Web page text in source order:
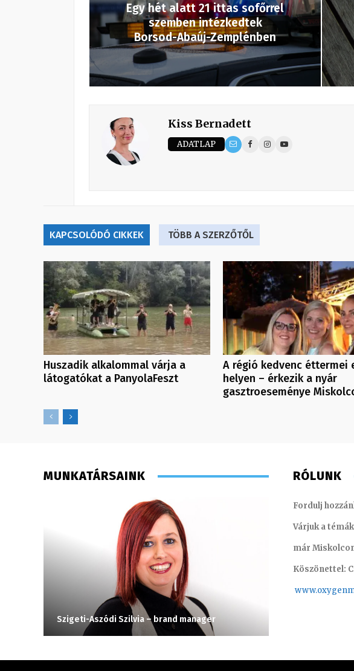
Egy hét alatt 21 ittas sofőrrel
szemben intézkedtek
Borsod-Abaúj-Zemplénben
Kiss Bernadett
ADATLAP
KAPCSOLÓDÓ CIKKEK TÖBB A SZERZŐTŐL
Huszadik alkalommal várja a
látogatókat a PanyolaFeszt
A régió kedvenc éttermei
helyen – érkezik a nyár
gasztroeseménye
MUNKATÁRSAINK
Szigeti-Aszódi Szilvia – brand manager
RÓLUNK
Fordulj
Várjuk a
már
Köszönettel:
www.oxyge